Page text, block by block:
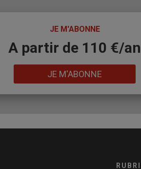
JE M'ABONNE
A partir de 110 €/an
JE M'ABONNE